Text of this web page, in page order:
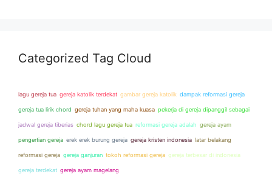
Categorized Tag Cloud
lagu gereja tua gereja katolik terdekat gambar gereja katolik dampak reformasi gereja
gereja tua lirik chord gereja tuhan yang maha kuasa pekerja di gereja dipanggil sebagai
jadwal gereja tiberias chord lagu gereja tua reformasi gereja adalah gereja ayam
pengertian gereja erek erek burung gereja gereja kristen indonesia latar belakang
reformasi gereja gereja ganjuran tokoh reformasi gereja gereja terbesar di indonesia
gereja terdekat gereja ayam magelang